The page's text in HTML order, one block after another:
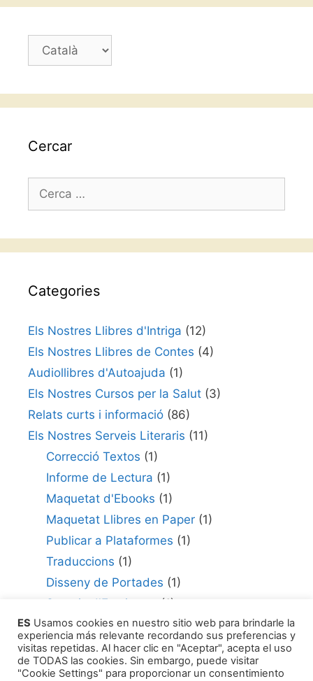
Trieu
Cercar
Cerca:
Categories
Els Nostres Llibres d'Intriga (12)
Els Nostres Llibres de Contes (4)
Audiollibres d'Autoajuda (1)
Els Nostres Cursos per la Salut (3)
Relats curts i informació (86)
Els Nostres Serveis Literaris (11)
Correcció Textos (1)
Informe de Lectura (1)
Maquetat d'Ebooks (1)
Maquetat Llibres en Paper(1)
Publicar a Plataformes (1)
Traduccions (1)
Disseny de Portades (1)
Serveis d'Escriptura
(1)
Consultor per Edició(1)
Com Publicar la teva Obra(1)
Agents Literaris(1)
ES Usamos cookies en nuestro sitio web para brindarle la
experiencia más relevante recordando sus preferencias y
visitas repetidas. Al hacer clic en "Aceptar", acepta el uso
de TODAS las cookies. Sin embargo, puede visitar
"Cookie Settings" para proporcionar un consentimiento